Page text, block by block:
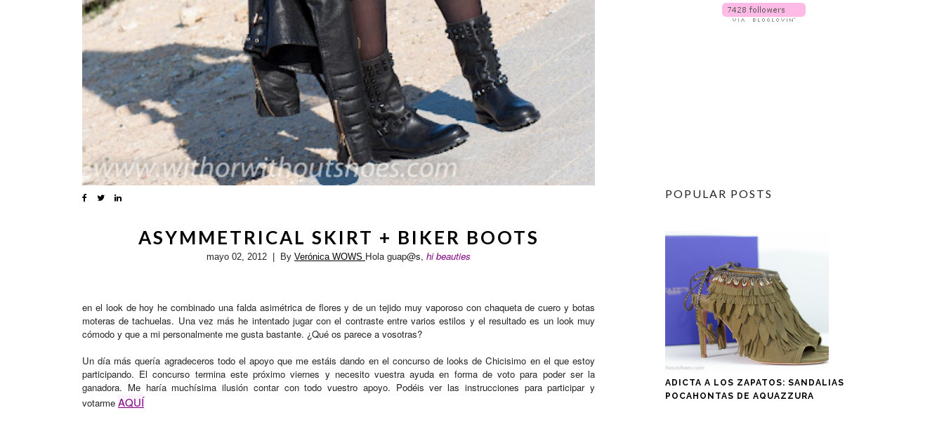
ASYMMETRICAL SKIRT + BIKER BOOTS
mayo 02, 2012 | By Verónica WOWS Hola guap@s, hi beauties
en el look de hoy he combinado una falda asimétrica de flores y de un tejido muy vaporoso con chaqueta de cuero y botas
moteras de tachuelas. Una vez más he intentado jugar con el contraste entre varios estilos y el resultado es un look muy
cómodo y que a mi personalmente me gusta bastante. ¿Qué os parece a vosotras?
Un día más quería agradeceros todo el apoyo que me estáis dando en el concurso de looks de Chicisimo en el que estoy
participando. El concurso termina este próximo viernes y necesito vuestra ayuda en forma de voto para poder ser la
ganadora. Me haría muchísima ilusión contar con todo vuestro apoyo. Podéis ver las instrucciones para participar y
votarme AQUÍ
POPULAR POSTS
ADICTA A LOS ZAPATOS: SANDALIAS
POCAHONTAS DE AQUAZZURA